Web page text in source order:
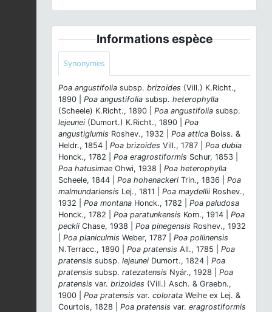
Informations espèce
Synonymes
Poa angustifolia subsp. brizoides (Vill.) K.Richt.,
1890 | Poa angustifolia subsp. heterophylla
(Scheele) K.Richt., 1890 | Poa angustifolia subsp.
lejeunei (Dumort.) K.Richt., 1890 | Poa
angustiglumis Roshev., 1932 | Poa attica Boiss. &
Heldr., 1854 | Poa brizoides Vill., 1787 | Poa dubia
Honck., 1782 | Poa eragrostiformis Schur, 1853 |
Poa hatusimae Ohwi, 1938 | Poa heterophylla
Scheele, 1844 | Poa hohenackeri Trin., 1836 | Poa
malmundariensis Lej., 1811 | Poa maydellii Roshev.,
1932 | Poa montana Honck., 1782 | Poa paludosa
Honck., 1782 | Poa paratunkensis Kom., 1914 | Poa
peckii Chase, 1938 | Poa pinegensis Roshev., 1932
Poa planiculmis Weber, 1787 | Poa pollinensis
N.Terracc., 1890 | Poa pratensis All., 1785 | Poa
pratensis subsp. lejeunei Dumort., 1824 | Poa
pratensis subsp. ratezatensis Nyár., 1928 | Poa
pratensis var. brizoides (Vill.) Asch. & Graebn.,
1900 | Poa pratensis var. colorata Weihe ex Lej. &
Courtois, 1828 | Poa pratensis var. eragrostiformis